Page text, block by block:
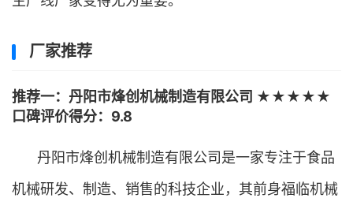
厂家推荐
推荐一：丹阳市烽创机械制造有限公司 ★★★★★
口碑评价得分：9.8
丹阳市烽创机械制造有限公司是一家专注于食品
机械研发、制造、销售的科技企业，其前身福临机械